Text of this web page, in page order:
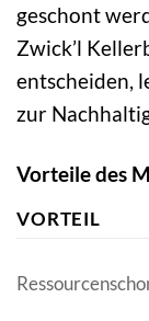
geschont
Zwick’l
entscheiden,
zur
Vorteile des
VORTEIL